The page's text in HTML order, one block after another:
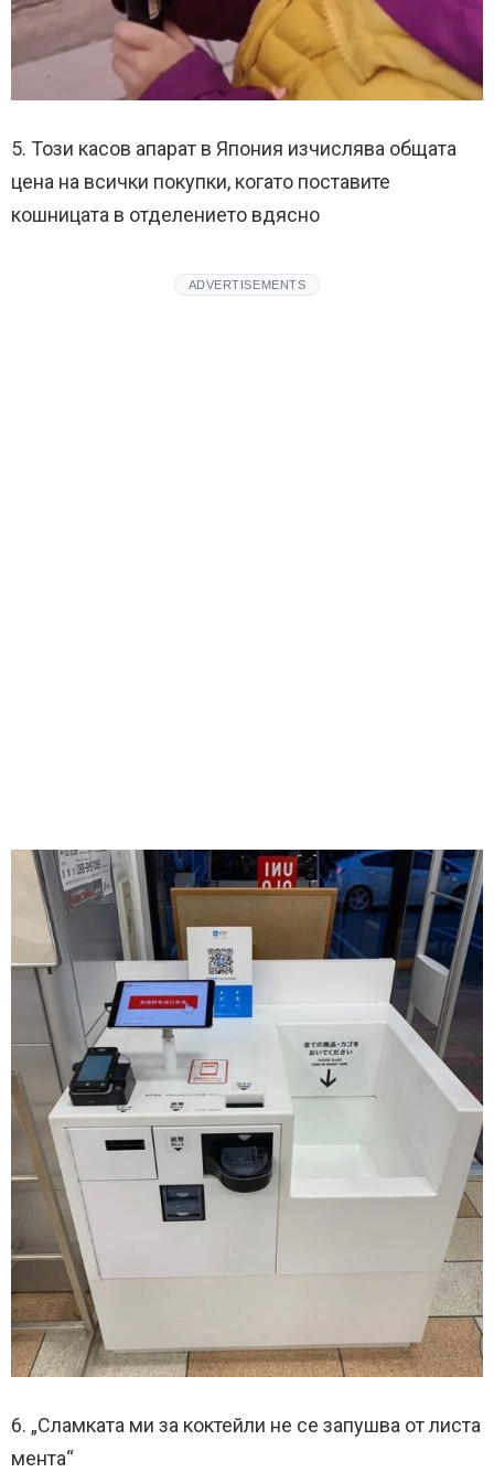
5. Този касов апарат в Япония изчислява общата
цена на всички покупки, когато поставите
кошницата в отделението вдясно
ADVERTISEMENTS
6. „Сламката ми за коктейли не се запушва от листа
мента“